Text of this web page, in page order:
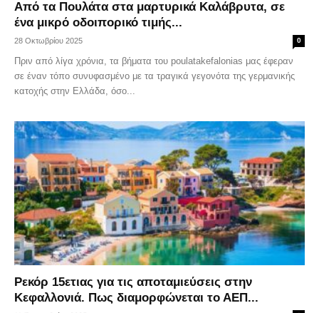
Από τα Πουλάτα στα μαρτυρικά Καλάβρυτα, σε
ένα μικρό οδοιπορικό τιμής...
28 Οκτωβρίου 2025 0
Πριν από λίγα χρόνια, τα βήματα του poulatakefalonias μας έφεραν
σε έναν τόπο συνυφασμένο με τα τραγικά γεγονότα της γερμανικής
κατοχής στην Ελλάδα, όσο...
Ρεκόρ 15ετιας για τις αποταμιεύσεις στην
Κεφαλλονιά. Πως διαμορφώνεται το ΑΕΠ...